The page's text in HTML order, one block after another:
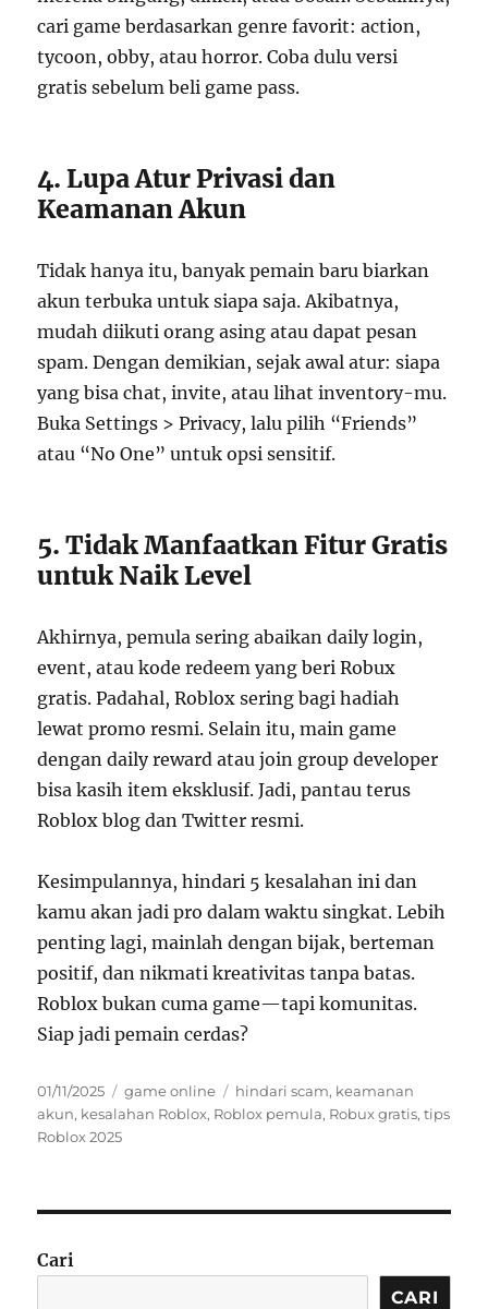
cari game berdasarkan genre favorit: action,
tycoon, obby, atau horror. Coba dulu versi
gratis sebelum beli game pass.
4. Lupa Atur Privasi dan
Keamanan Akun
Tidak hanya itu, banyak pemain baru biarkan
akun terbuka untuk siapa saja. Akibatnya,
mudah diikuti orang asing atau dapat pesan
spam. Dengan demikian, sejak awal atur: siapa
yang bisa chat, invite, atau lihat inventory-mu.
Buka Settings > Privacy, lalu pilih “Friends”
atau “No One” untuk opsi sensitif.
5. Tidak Manfaatkan Fitur Gratis
untuk Naik Level
Akhirnya, pemula sering abaikan daily login,
event, atau kode redeem yang beri Robux
gratis. Padahal, Roblox sering bagi hadiah
lewat promo resmi. Selain itu, main game
dengan daily reward atau join group developer
bisa kasih item eksklusif. Jadi, pantau terus
Roblox blog dan Twitter resmi.
Kesimpulannya, hindari 5 kesalahan ini dan
kamu akan jadi pro dalam waktu singkat. Lebih
penting lagi, mainlah dengan bijak, berteman
positif, dan nikmati kreativitas tanpa batas.
Roblox bukan cuma game—tapi komunitas.
Siap jadi pemain cerdas?
Posted
on
01/11/2025 Categories
game online Tags
hindari scam, keamanan
akun, kesalahan Roblox, Roblox pemula, Robux gratis,tips
Roblox 2025
Cari
CARI